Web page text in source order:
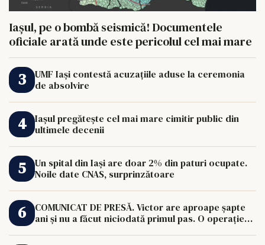
Iașul, pe o bombă seismică! Documentele
oficiale arată unde este pericolul cel mai mare
UMF Iași contestă acuzațiile aduse la ceremonia
de absolvire
Iașul pregătește cel mai mare cimitir public din
ultimele decenii
Un spital din Iași are doar 2% din paturi ocupate.
Noile date CNAS, surprinzătoare
COMUNICAT DE PRESĂ. Victor are aproape șapte
ani și nu a făcut niciodată primul pas. O operație